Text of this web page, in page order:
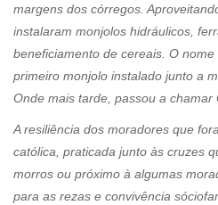
margens dos córregos.
instalaram monjolos hidráulicos,
beneficiamento de cereais. O nome
primeiro monjolo instalado junto a
Onde mais tarde, passou a chamar
A resiliência dos moradores que
católica, praticada junto às cruzes
morros ou próximo à algumas
para as rezas e convivência